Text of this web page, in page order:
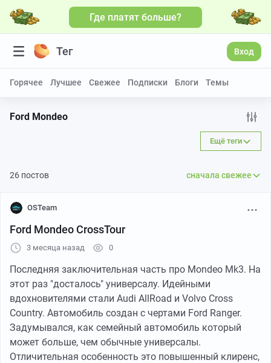
Где платят больше?
Тег Вход
Горячее Лучшее Свежее Подписки Блоги Темы
Ford Mondeo
Ещё теги
26 постов сначала свежее
OSTeam
Ford Mondeo CrossTour
3 месяца назад 0
Последняя заключительная часть про Mondeo Mk3. На
этот раз "досталось" универсалу. Идейными
вдохновителями стали Audi AllRoad и Volvo Cross
Country. Автомобиль создан с чертами Ford Ranger.
Задумывался, как семейный автомобиль который
может больше, чем обычные универсалы.
Отличительная особенность это повышенный клиренс,
Больше видео